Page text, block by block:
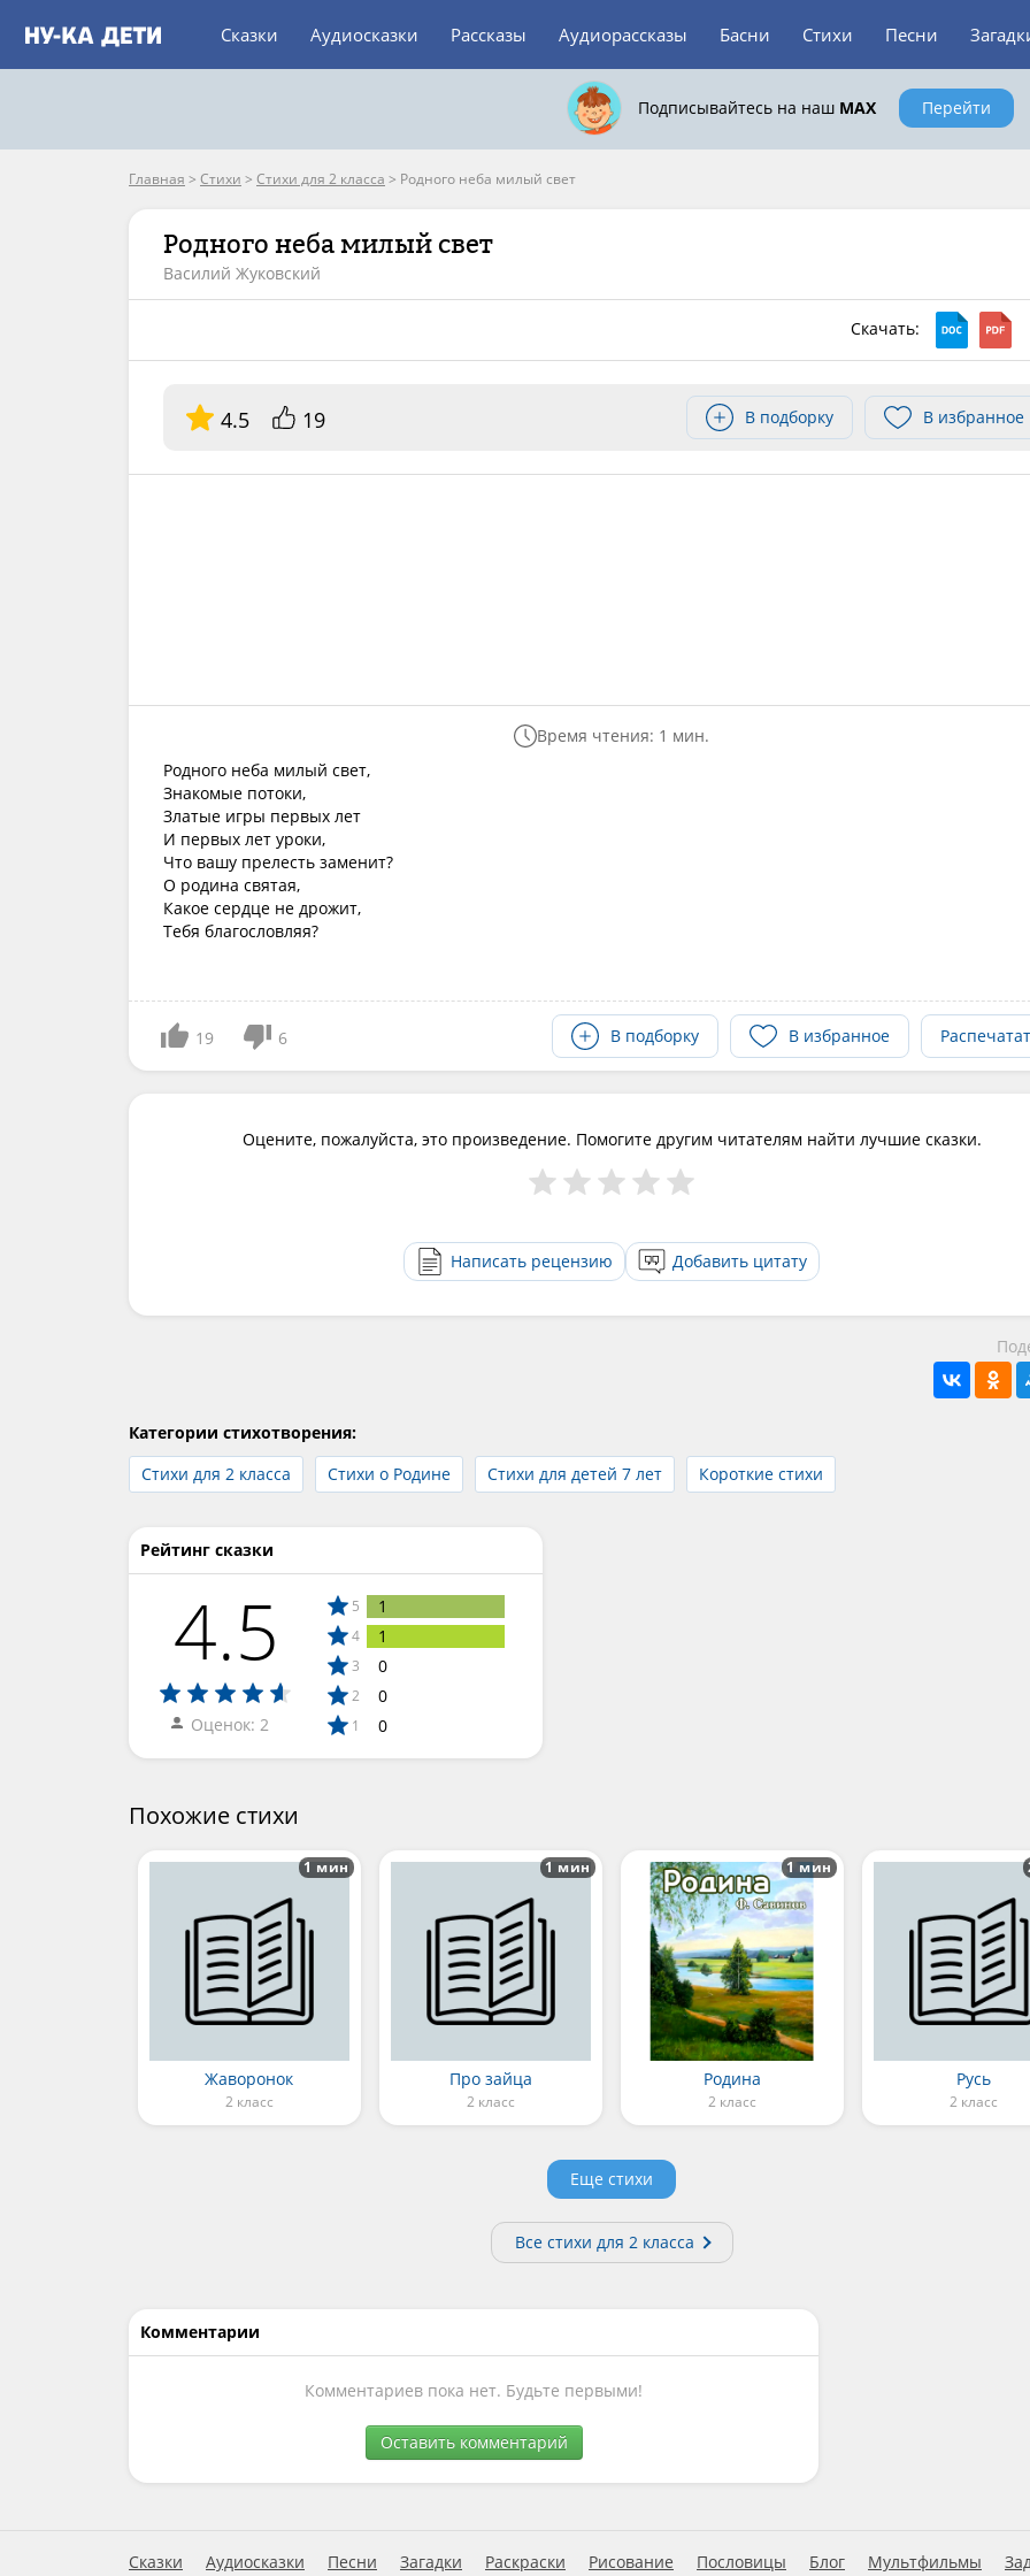
Сказки Аудиосказки Рассказы Аудиорассказы Басни Стихи Песни
Подписывайтесь на наш MAX Перейти
Главная > Стихи > Стихи для 2 класса > Родного неба милый свет
Родного неба милый свет
Василий Жуковский
Скачать:
4.5 19 В подборку В избранное
Время чтения: 1 мин.
Родного неба милый свет,
Знакомые потоки,
Златые игры первых лет
И первых лет уроки,
Что вашу прелесть заменит?
О родина святая,
Какое сердце не дрожит,
Тебя благословляя?
19 6 В подборку В избранное
Оцените, пожалуйста, это произведение. Помогите другим читателям найти лучшие сказки.
Написать рецензию Добавить цитату
Категории стихотворения:
Стихи для 2 класса
Стихи о Родине Стихи для детей 7 лет Короткие стихи
Рейтинг сказки
4.5
Оценок: 2
5 1
4 1
3 0
2 0
1 0
Похожие стихи
Жаворонок
2 класс
1 мин
Про зайца
2 класс
1 мин
Родина
2 класс
1 мин
Русь
2 класс
Еще стихи
Все cтихи для 2 класса
Комментарии
Комментариев пока нет. Будьте первыми!
Оставить комментарий
Сказки Аудиосказки Песни Загадки Раскраски Рисование Пословицы Блог Мультфильмы